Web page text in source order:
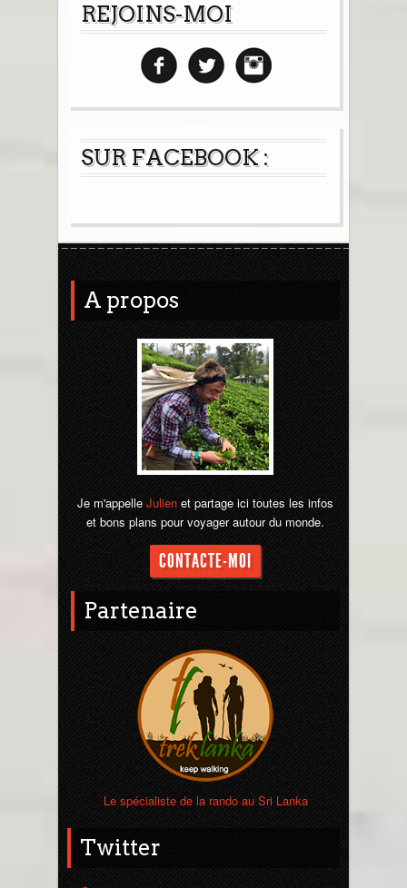
REJOINS-MOI
SUR FACEBOOK :
A propos
Je m'appelle Julien et partage ici toutes les infos
et bons plans pour voyager autour du monde.
CONTACTE-MOI
Partenaire
Le spécialiste de la rando au Sri Lanka
Twitter